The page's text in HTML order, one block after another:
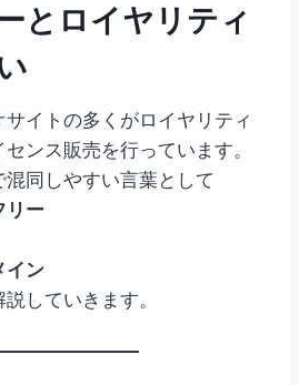
とロイヤリティ
イトの多くがロイヤリティ
ンス販売を行っています。
同しやすい言葉として
リー
イン
していきます。